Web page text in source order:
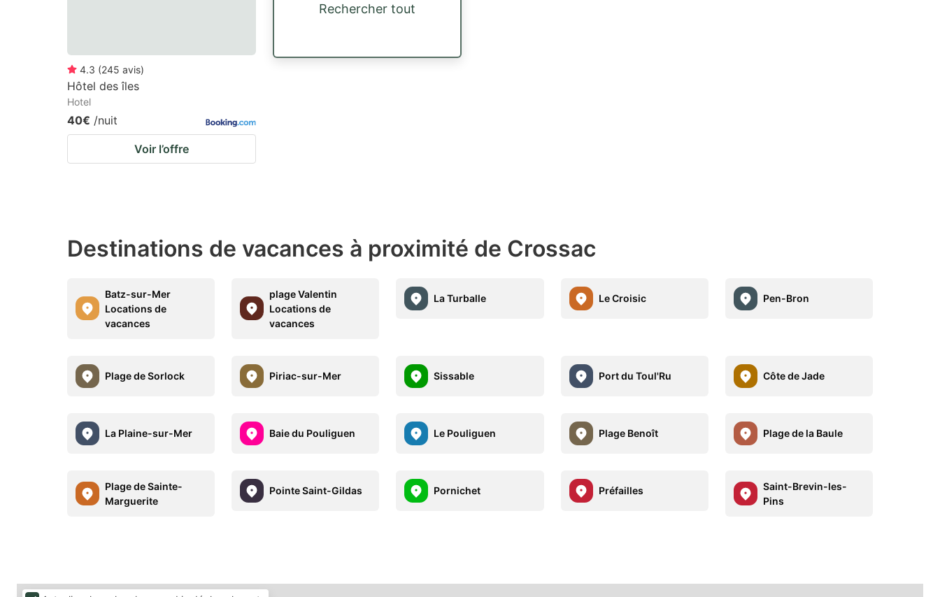
4.3 (245 avis)
Hôtel des îles
Hotel
40€ /nuit
Voir l’offre
Rechercher tout
Destinations de vacances à proximité de Crossac
Batz-sur-Mer
Locations de
vacances
plage Valentin
Locations de
vacances
La Turballe Le Croisic Pen-Bron
Plage de Sorlock Piriac-sur-Mer Sissable Port du Toul'Ru Côte de Jade
La Plaine-sur-Mer Baie du Pouliguen Le Pouliguen Plage Benoît Plage de la Baule
Plage de Sainte-
Marguerite
Pointe Saint-Gildas Pornichet Préfailles
Saint-Brevin-les-
Pins